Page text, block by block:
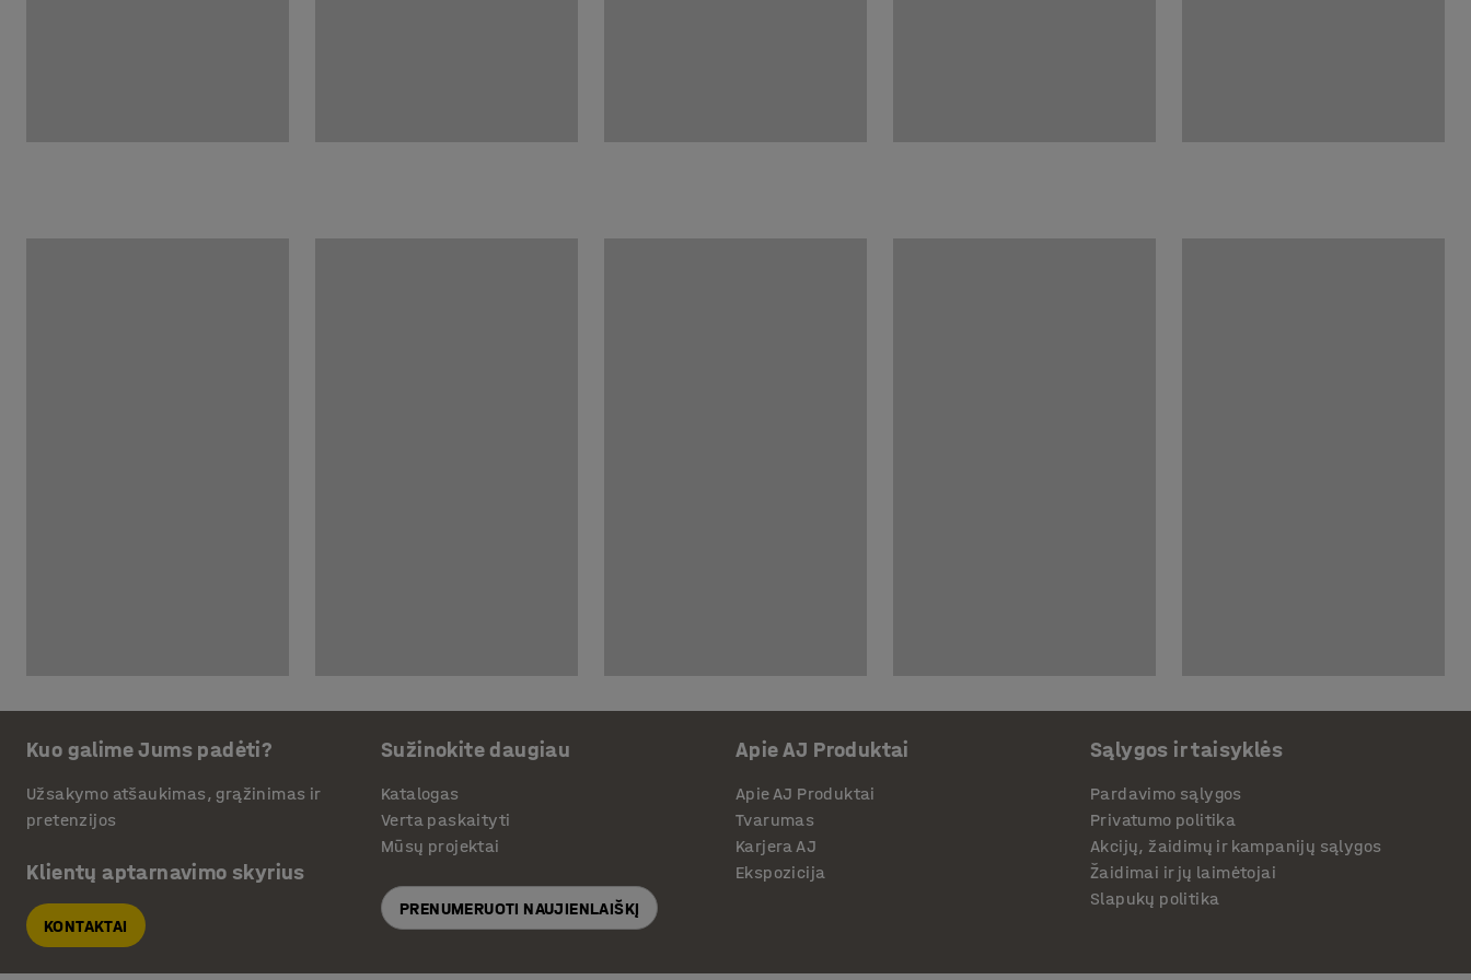
Kuo galime Jums padėti?
Užsakymo atšaukimas, grąžinimas ir
pretenzijos
Klientų aptarnavimo skyrius
KONTAKTAI
Sužinokite daugiau
Katalogas
Verta paskaityti
Mūsų projektai
PRENUMERUOTI NAUJIENLAIŠKĮ
Apie AJ Produktai
Apie AJ Produktai
Tvarumas
Karjera AJ
Ekspozicija
Sąlygos ir taisyklės
Pardavimo sąlygos
Privatumo politika
Akcijų, žaidimų ir kampanijų sąlygos
Žaidimai ir jų laimėtojai
Slapukų politika